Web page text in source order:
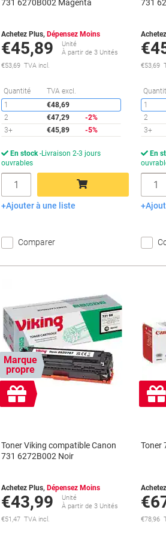
731 6270B002 Magenta
Achetez Plus, Dépensez Moins
€45,89
Unité
À partir de 3 Unités
€53,69 TVA incl.
Quantité TVA excl.
Économies
1
€48,69
2
€47,29
-2%
3+
€45,89 -5%
En stock Livraison 2-3 jours
ouvrables
Quantité
Ajouter au panier
Ajouter à une liste
Comparer
731
€53,69
1
2
3+
En
Marque
propre
Cadeau
gratuit
Toner Viking compatible Canon
731 6272B002 Noir
Achetez Plus, Dépensez Moins
€43,99
Unité
À partir de 3 Unités
€51,47 TVA incl.
Toner
€78,96